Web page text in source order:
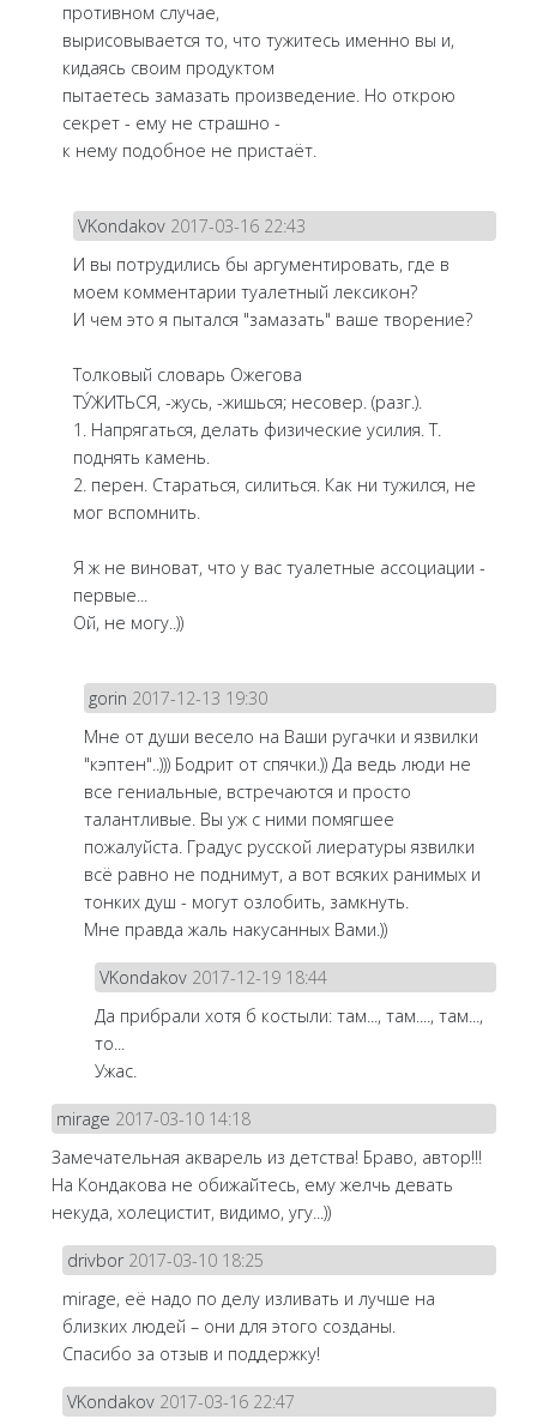
противном случае,
вырисовывается то, что тужитесь именно вы и,
кидаясь своим продуктом
пытаетесь замазать произведение. Но открою
секрет - ему не страшно -
к нему подобное не пристаёт.
VKondakov 2017-03-16 22:43
И вы потрудились бы аргументировать, где в
моем комментарии туалетный лексикон?
И чем это я пытался "замазать" ваше творение?
Толковый словарь Ожегова
ТУ́ЖИТЬСЯ, -жусь, -жишься; несовер. (разг.).
1. Напрягаться, делать физические усилия. Т.
поднять камень.
2. перен. Стараться, силиться. Как ни тужился, не
мог вспомнить.
Я ж не виноват, что у вас туалетные ассоциации -
первые...
Ой, не могу..))
gorin 2017-12-13 19:30
Мне от души весело на Ваши ругачки и язвилки
"кэптен"..))) Бодрит от спячки.)) Да ведь люди не
все гениальные, встречаются и просто
талантливые. Вы уж с ними помягшее
пожалуйста. Градус русской лиературы язвилки
всё равно не поднимут, а вот всяких ранимых и
тонких душ - могут озлобить, замкнуть.
Мне правда жаль накусанных Вами.))
VKondakov 2017-12-19 18:44
Да прибрали хотя б костыли: там..., там...., там...,
то...
Ужас.
mirage 2017-03-10 14:18
Замечательная акварель из детства! Браво, автор!!!
На Кондакова не обижайтесь, ему желчь девать
некуда, холецистит, видимо, угу...))
drivbor 2017-03-10 18:25
mirage, её надо по делу изливать и лучше на
близких людей – они для этого созданы.
Спасибо за отзыв и поддержку!
VKondakov 2017-03-16 22:47